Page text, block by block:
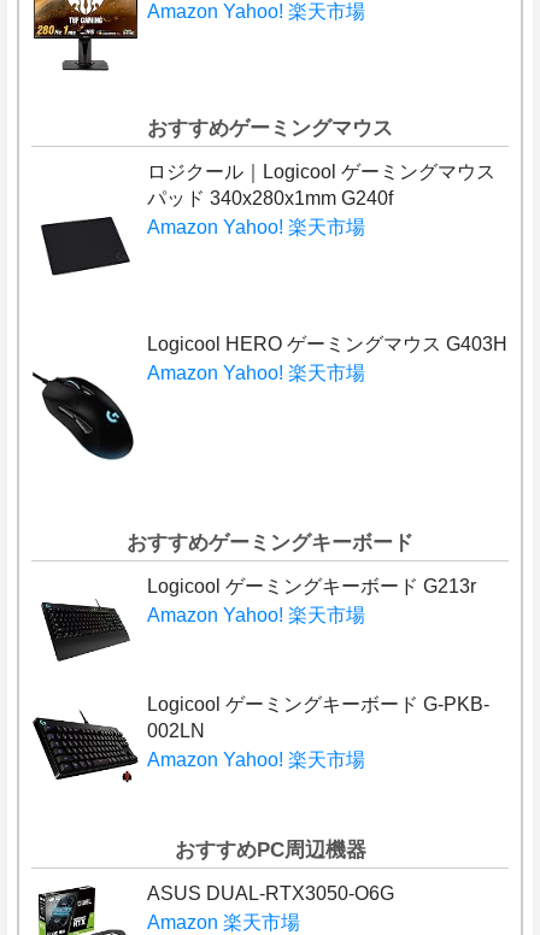
Amazon Yahoo! 楽天市場
おすすめゲーミングマウス
ロジクール｜Logicool ゲーミングマウス
パッド 340x280x1mm G240f
Amazon Yahoo! 楽天市場
Logicool HERO ゲーミングマウス G403H
Amazon Yahoo! 楽天市場
おすすめゲーミングキーボード
Logicool ゲーミングキーボード G213r
Amazon Yahoo! 楽天市場
Logicool ゲーミングキーボード G-PKB-
002LN
Amazon Yahoo! 楽天市場
おすすめPC周辺機器
ASUS DUAL-RTX3050-O6G
Amazon 楽天市場